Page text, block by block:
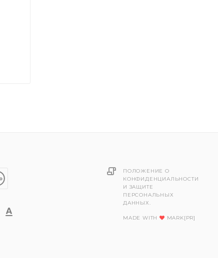
ПОЛОЖЕНИЕ О
КОНФИДЕНЦИАЛЬНОСТИ
И ЗАЩИТЕ
ПЕРСОНАЛЬНЫХ
ДАННЫХ.
MADE WITH MARK[PR]